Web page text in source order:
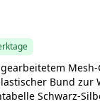
Bund zur
Schwarz-